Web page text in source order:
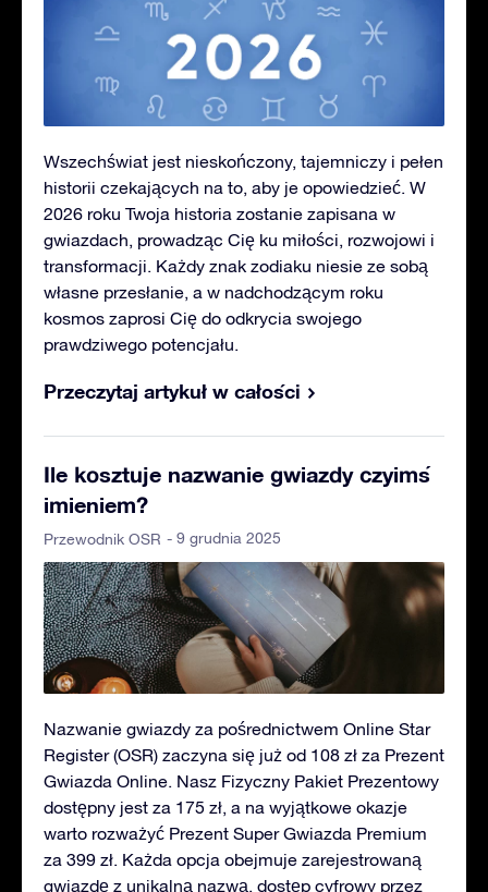
Wszechświat jest nieskończony, tajemniczy i pełen
historii czekających na to, aby je opowiedzieć. W
2026 roku Twoja historia zostanie zapisana w
gwiazdach, prowadząc Cię ku miłości, rozwojowi i
transformacji. Każdy znak zodiaku niesie ze sobą
własne przesłanie, a w nadchodzącym roku
kosmos zaprosi Cię do odkrycia swojego
prawdziwego potencjału.
Przeczytaj artykuł w całości
Ile kosztuje nazwanie gwiazdy czyimś
imieniem?
Przewodnik OSR - 9 grudnia 2025
Nazwanie gwiazdy za pośrednictwem Online Star
Register (OSR) zaczyna się już od 108 zł za Prezent
Gwiazda Online. Nasz Fizyczny Pakiet Prezentowy
dostępny jest za 175 zł, a na wyjątkowe okazje
warto rozważyć Prezent Super Gwiazda Premium
za 399 zł. Każda opcja obejmuje zarejestrowaną
gwiazdę z unikalną nazwą, dostęp cyfrowy przez